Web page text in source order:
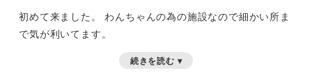
初めて来ました。
わんちゃんの為の施設なので細かい所ま
で気が利いてます。
続きを読む ▾